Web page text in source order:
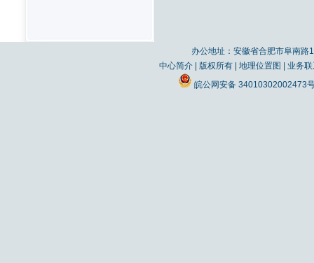
办公地址：安徽省合肥市阜南
中心简介
版权所有 |地理位置图 |业务
皖公网安备 34010302002473